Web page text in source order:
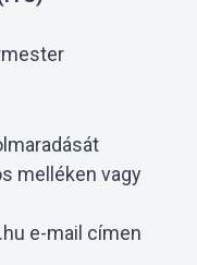
melléken vagy
e-mail címen